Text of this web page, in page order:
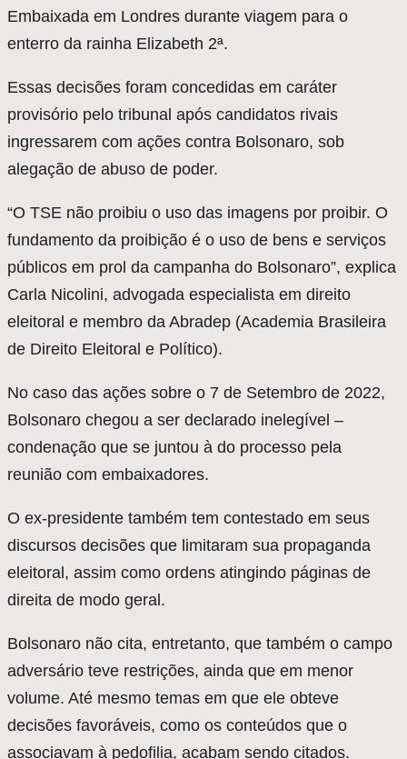
Embaixada em Londres durante viagem para o
enterro da rainha Elizabeth 2ª.
Essas decisões foram concedidas em caráter
provisório pelo tribunal após candidatos rivais
ingressarem com ações contra Bolsonaro, sob
alegação de abuso de poder.
“O TSE não proibiu o uso das imagens por proibir. O
fundamento da proibição é o uso de bens e serviços
públicos em prol da campanha do Bolsonaro”, explica
Carla Nicolini, advogada especialista em direito
eleitoral e membro da Abradep (Academia Brasileira
de Direito Eleitoral e Político).
No caso das ações sobre o 7 de Setembro de 2022,
Bolsonaro chegou a ser declarado inelegível –
condenação que se juntou à do processo pela
reunião com embaixadores.
O ex-presidente também tem contestado em seus
discursos decisões que limitaram sua propaganda
eleitoral, assim como ordens atingindo páginas de
direita de modo geral.
Bolsonaro não cita, entretanto, que também o campo
adversário teve restrições, ainda que em menor
volume. Até mesmo temas em que ele obteve
decisões favoráveis, como os conteúdos que o
associavam à pedofilia, acabam sendo citados.